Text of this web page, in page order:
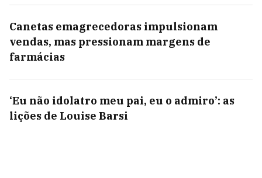
Canetas emagrecedoras impulsionam
vendas, mas pressionam margens de
farmácias
‘Eu não idolatro meu pai, eu o admiro’: as
lições de Louise Barsi